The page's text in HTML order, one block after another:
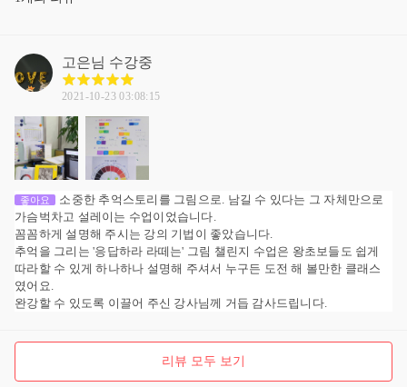
고은님 수강중
2021-10-23 03:08:15
좋아요
소중한 추억스토리를 그림으로. 남길 수 있다는 그 자체만으로
가슴벅차고 설레이는 수업이었습니다.
꼼꼼하게 설명해 주시는 강의 기법이 좋았습니다.
추억을 그리는 '응답하라 라떼는' 그림 챌린지 수업은 왕초보들도 쉽게
따라할 수 있게 하나하나 설명해 주셔서 누구든 도전 해 볼만한 클래스
였어요.
완강할 수 있도록 이끌어 주신 강사님께 거듭 감사드립니다.
리뷰 모두 보기